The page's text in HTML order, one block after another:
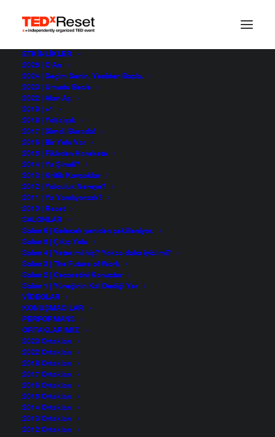
ETKINLIKLER
2025 | O An
2024 | Seçim Senin, Yeniden Başla.
2023 | Umudu Besle
2022 | Alan Aç
2019 | +1
2018 | Yol(a)çık
2017 | Şimdi, Burada!
2016 | Bir Yolu Var
2015 | Fikirden Harekete
2014 | Ya Şimdi?
2013 | Kritik Kavşaklar
2012 | Yolculuk Nereye?
2011 | Ya Yanılıyorsak?
2010 | Reset
SALONLAR
Salon 6 | Gelecek yeniden şekilleniyor.
Salon 5 | Çıkış Yolu
Salon 4 | Yeter mi hiç? Yoksa daha iyisi mi?
Salon 3 | The Future of Work
Salon 2 | Cesaretini Konuştur
Salon 1 | Yüreğinin Kal Dediği Yer
VIDEOLAR
KONUŞMACILAR
PERFORMANS
ORTAKLARIMIZ
2023 Ortakları
2022 Ortakları
2018 Ortakları
2017 Ortakları
2016 Ortakları
2015 Ortakları
2014 Ortakları
2013 Ortakları
2012 Ortakları
Zamansız Hayaller
Yiğit Kuyulu
TEDxReset 2015